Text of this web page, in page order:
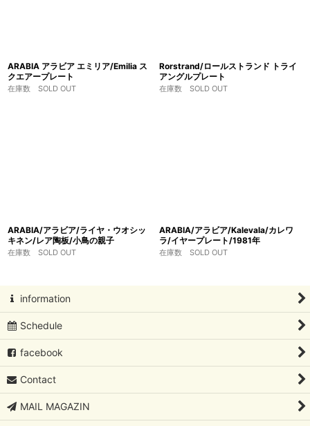
ARABIA アラビア エミリア/Emilia ス
クエアープレート
在庫数 SOLD OUT
Rorstrand/ロールストランド トライ
アングルプレート
在庫数 SOLD OUT
ARABIA/アラビア/ライヤ・ウオシッ
キネン/レア陶板/小鳥の親子
在庫数 SOLD OUT
ARABIA/アラビア/Kalevala/カレワ
ラ/イヤープレート/1981年
在庫数 SOLD OUT
information
Schedule
facebook
Contact
MAIL MAGAZIN